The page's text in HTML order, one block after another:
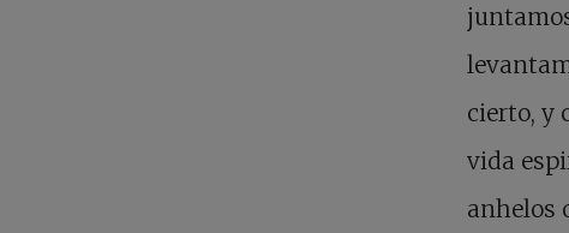
cierto, y
vida
anhelos